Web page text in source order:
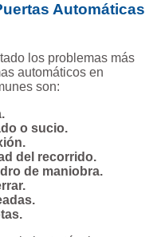
Automáticas
los problemas más
automáticos en
son:
o sucio.
del recorrido.
de maniobra.